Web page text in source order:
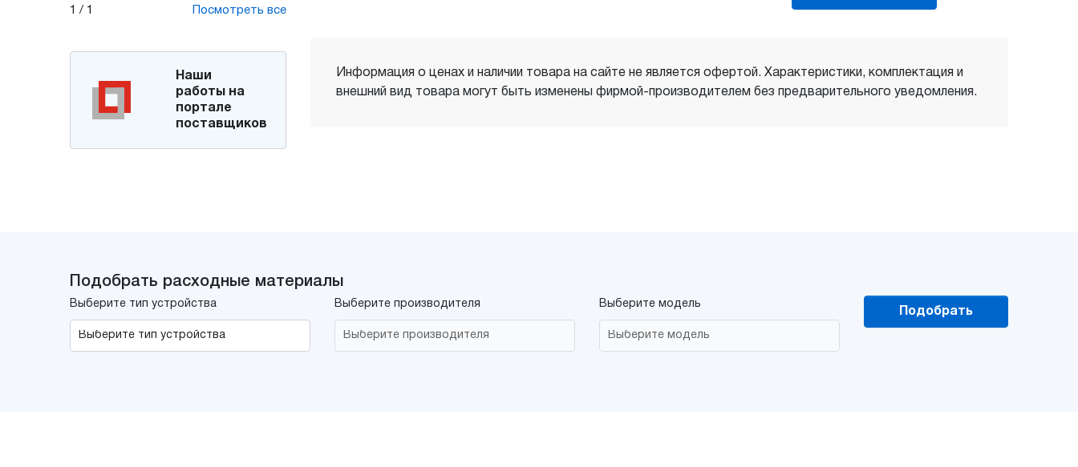
1 / 1 Посмотреть все
Наши
работы на
портале
поставщиков
Информация о ценах и наличии товара на сайте не является офертой. Характеристики, комплектация и
внешний вид товара могут быть изменены фирмой-производителем без предварительного уведомления.
Подобрать расходные материалы
Выберите тип устройства Выберите производителя Выберите модель
Подобрать